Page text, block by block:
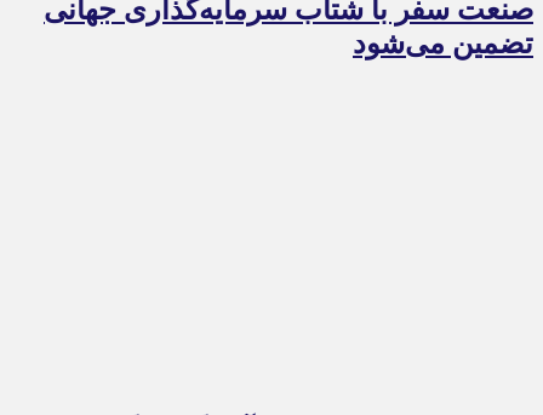
صنعت سفر با شتاب سرمایه‌گذاری جهانی
تضمین می‌شود